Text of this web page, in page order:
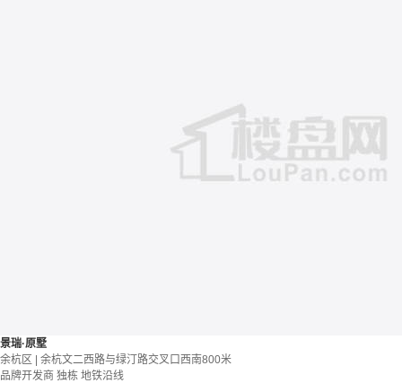
景瑞·原墅
余杭区 | 余杭文二西路与绿汀路交叉口西南800米
品牌开发商 独栋 地铁沿线